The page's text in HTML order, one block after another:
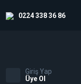
0224 338 36 86
Giriş Yap
Üye Ol